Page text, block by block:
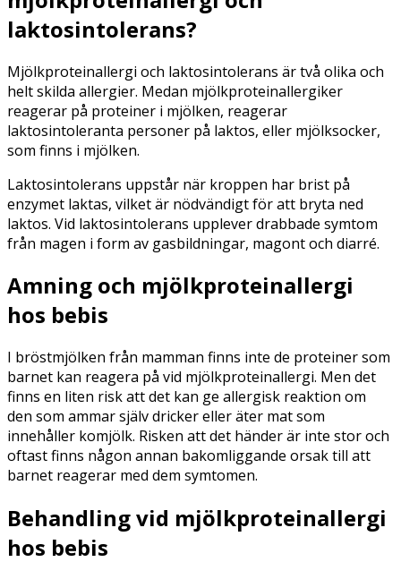
laktosintolerans?
Mjölkproteinallergi och laktosintolerans är två olika och
helt skilda allergier. Medan mjölkproteinallergiker
reagerar på proteiner i mjölken, reagerar
laktosintoleranta personer på laktos, eller mjölksocker,
som finns i mjölken.
Laktosintolerans uppstår när kroppen har brist på
enzymet laktas, vilket är nödvändigt för att bryta ned
laktos. Vid laktosintolerans upplever drabbade symtom
från magen i form av gasbildningar, magont och diarré.
Amning och mjölkproteinallergi
hos bebis
I bröstmjölken från mamman finns inte de proteiner som
barnet kan reagera på vid mjölkproteinallergi. Men det
finns en liten risk att det kan ge allergisk reaktion om
den som ammar själv dricker eller äter mat som
innehåller komjölk. Risken att det händer är inte stor och
oftast finns någon annan bakomliggande orsak till att
barnet reagerar med dem symtomen.
Behandling vid mjölkproteinallergi
hos bebis